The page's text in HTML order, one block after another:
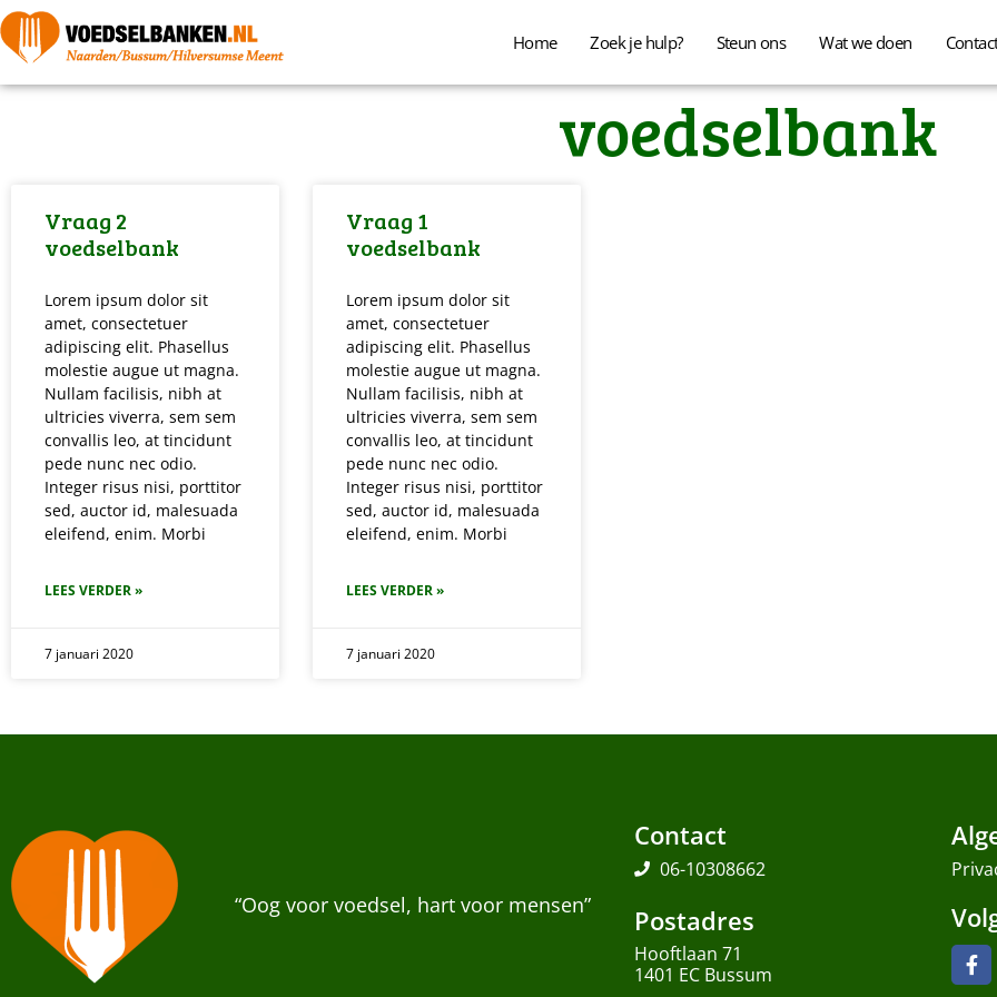
Home Zoek je hulp? Steun ons Wat we doen
voedselbank
Vraag 2
voedselbank
Lorem ipsum dolor sit
amet, consectetuer
adipiscing elit. Phasellus
molestie augue ut magna.
Nullam facilisis, nibh at
ultricies viverra, sem sem
convallis leo, at tincidunt
pede nunc nec odio.
Integer risus nisi, porttitor
sed, auctor id, malesuada
eleifend, enim. Morbi
LEES VERDER »
7 januari 2020
Vraag 1
voedselbank
Lorem ipsum dolor sit
amet, consectetuer
adipiscing elit. Phasellus
molestie augue ut magna.
Nullam facilisis, nibh at
ultricies viverra, sem sem
convallis leo, at tincidunt
pede nunc nec odio.
Integer risus nisi, porttitor
sed, auctor id, malesuada
eleifend, enim. Morbi
LEES VERDER »
7 januari 2020
“Oog voor voedsel, hart voor mensen”
Contact
06-10308662
Postadres
Hooftlaan 71
1401 EC Bussum